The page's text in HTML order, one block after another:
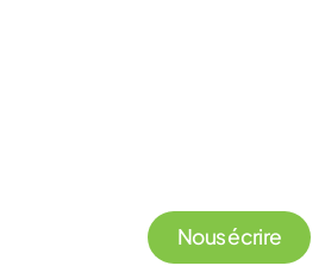
Nous écrire